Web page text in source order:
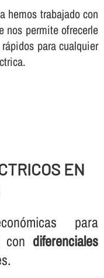
hemos trabajado con
nos permite ofrecerle
para cualquier
EN
para
con diferenciales